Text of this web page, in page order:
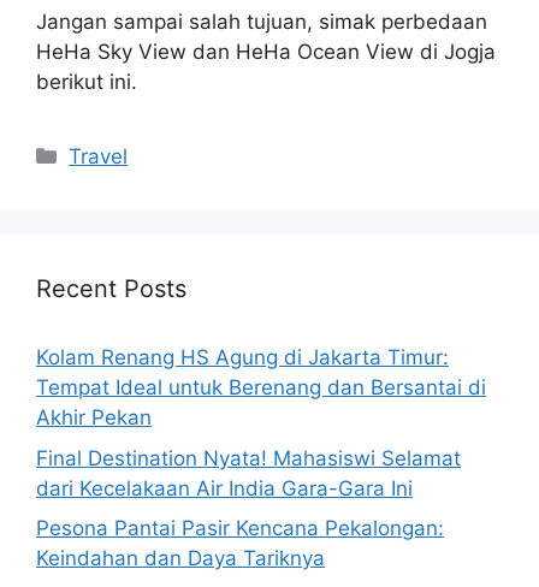
Jangan sampai salah tujuan, simak perbedaan
HeHa Sky View dan HeHa Ocean View di Jogja
berikut ini.
Categories
Travel
Recent Posts
Kolam Renang HS Agung di Jakarta Timur:
Tempat Ideal untuk Berenang dan Bersantai di
Akhir Pekan
Final Destination Nyata! Mahasiswi Selamat
dari Kecelakaan Air India Gara-Gara Ini
Pesona Pantai Pasir Kencana Pekalongan:
Keindahan dan Daya Tariknya